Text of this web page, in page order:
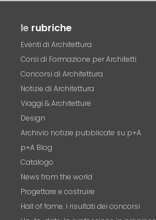
le rubriche
Eventi di Architettura
Corsi di Formazione per Architetti
Concorsi di Architettura
Notizie di Architettura
Viaggi & Architetture
Design
Archivio notizie pubblicate su p+A
p+A Blog
Catalogo
News from the world
Progettare e costruire
Hall of fame. i risultati dei concorsi